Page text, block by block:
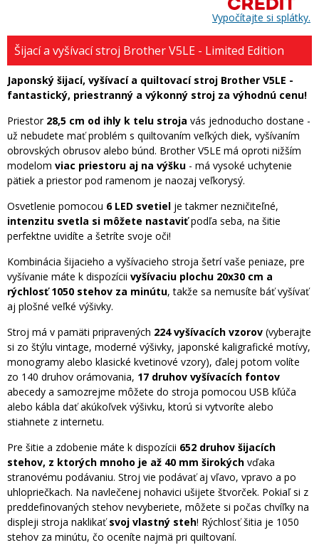
Vypočítajte si splátky.
Šijací a vyšívací stroj Brother V5LE - Limited Edition
Japonský šijací, vyšívací a quiltovací stroj Brother V5LE -
fantastický, priestranný a výkonný stroj za výhodnú cenu!
Priestor 28,5 cm od ihly k telu stroja vás jednoducho dostane -
už nebudete mať problém s quiltovaním veľkých diek, vyšívaním
obrovských obrusov alebo búnd. Brother V5LE má oproti nižším
modelom viac priestoru aj na výšku - má vysoké uchytenie
pätiek a priestor pod ramenom je naozaj veľkorysý.
Osvetlenie pomocou 6 LED svetiel je takmer nezničiteľné,
intenzitu svetla si môžete nastaviťpodľa seba, na šitie
perfektne uvidíte a šetríte svoje oči!
Kombinácia šijacieho a vyšívacieho stroja šetrí vaše peniaze, pre
vyšívanie máte k dispozícii vyšívaciu plochu 20x30 cm a
rýchlosť 1050 stehov za minútu, takže sa nemusíte báť vyšívať
aj plošné veľké výšivky.
Stroj má v pamäti pripravených 224 vyšívacích vzorov (vyberajte
si zo štýlu vintage, moderné výšivky, japonské kaligrafické motívy,
monogramy alebo klasické kvetinové vzory), ďalej potom volíte
zo 140 druhov orámovania, 17 druhov vyšívacích fontov
abecedy a samozrejme môžete do stroja pomocou USB kľúča
alebo kábla dať akúkoľvek výšivku, ktorú si vytvoríte alebo
stiahnete z internetu.
Pre šitie a zdobenie máte k dispozícii 652 druhov šijacích
stehov, z ktorých mnoho je až 40 mm širokých vďaka
stranovému podávaniu. Stroj vie podávať aj vľavo, vpravo a po
uhlopriečkach. Na navlečenej nohavici ušijete štvorček. Pokiaľ si z
preddefinovaných stehov nevyberiete, môžete si počas chvíľky na
displeji stroja naklikaťsvoj vlastný steh! Rýchlosť šitia je 1050
stehov za minútu, čo oceníte najmä pri quiltovaní.